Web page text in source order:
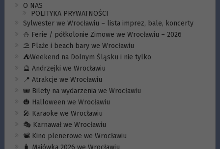
O NAS
POLITYKA PRYWATNOŚCI
Sylwester we Wrocławiu – lista imprez, bale, koncerty
⛄️ Ferie / półkolonie Zimowe we Wrocławiu – 2026
⛱️ Plaże i beach bary we Wrocławiu
⛺️Weekend na Dolnym Śląsku i nie tylko
🔮 Andrzejki we Wrocławiu
📍 Atrakcje we Wrocławiu
🎟️ Bilety na wydarzenia we Wrocławiu
🎃 Halloween we Wrocławiu
🎤 Karaoke we Wrocławiu
🎭 Karnawał we Wrocławiu
📽️ Kino plenerowe we Wrocławiu
🧳 Majówka 2026 we Wrocławiu